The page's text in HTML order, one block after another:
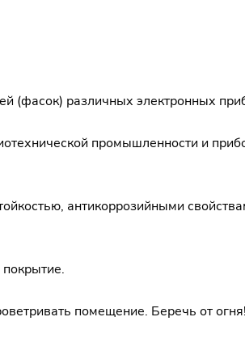
(фасок) различных электронных
промышленности и
антикоррозийными
помещение. Беречь от огня!